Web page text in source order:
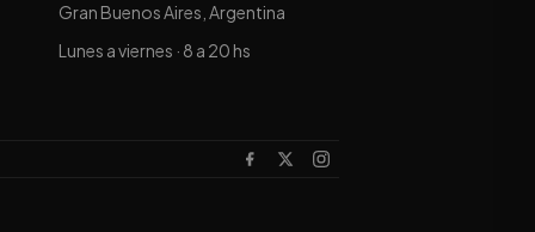
Gran Buenos Aires, Argentina
Lunes a viernes · 8 a 20 hs